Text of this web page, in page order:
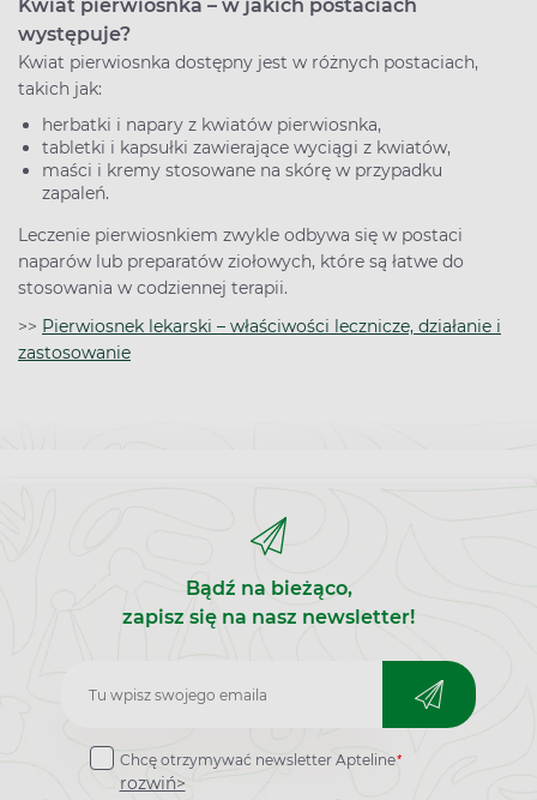
Kwiat pierwiosnka – w jakich postaciach
występuje?
Kwiat pierwiosnka dostępny jest w różnych postaciach,
takich jak:
herbatki i napary z kwiatów pierwiosnka,
tabletki i kapsułki zawierające wyciągi z kwiatów,
maści i kremy stosowane na skórę w przypadku
zapaleń.
Leczenie pierwiosnkiem zwykle odbywa się w postaci
naparów lub preparatów ziołowych, które są łatwe do
stosowania w codziennej terapii.
>> Pierwiosnek lekarski – właściwości lecznicze, działanie i
zastosowanie
Bądź na bieżąco,
zapisz się na nasz newsletter!
Zapisz
do
newslettera
Chcę otrzymywać newsletter Apteline*
rozwiń>